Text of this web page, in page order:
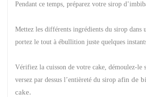
Pendant ce temps, préparez votre sirop
Mettez les différents ingrédients du sirop dans
portez le tout à ébullition juste quelques
Vérifiez la cuisson de votre cake, démoulez-le
versez par dessus l’entièreté du sirop afin de
cake.